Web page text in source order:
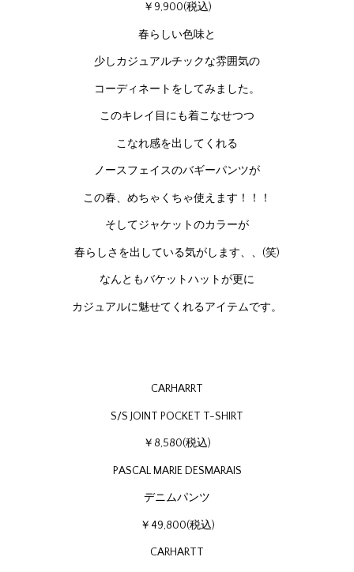
￥9,900(税込)
春らしい色味と
少しカジュアルチックな雰囲気の
コーディネートをしてみました。
このキレイ目にも着こなせつつ
こなれ感を出してくれる
ノースフェイスのバギーパンツが
この春、めちゃくちゃ使えます！！！
そしてジャケットのカラーが
春らしさを出している気がします、、(笑)
なんともバケットハットが更に
カジュアルに魅せてくれるアイテムです。
CARHARRT
S/S JOINT POCKET T-SHIRT
￥8,580(税込)
PASCAL MARIE DESMARAIS
デニムパンツ
￥49,800(税込)
CARHARTT